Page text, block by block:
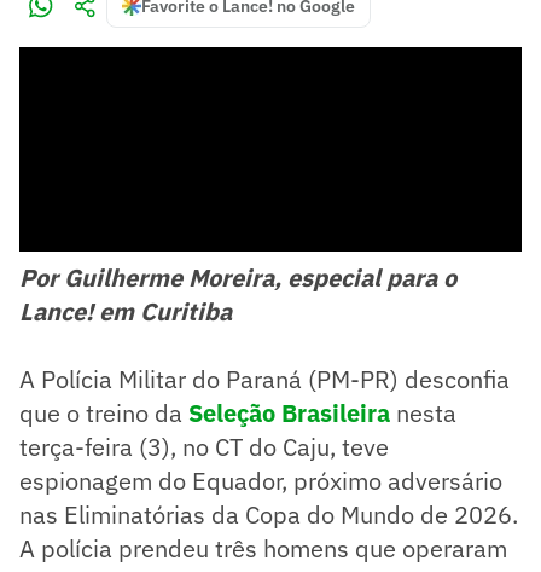
Favorite o Lance! no Google
Por Guilherme Moreira, especial para o
Lance! em Curitiba
A Polícia Militar do Paraná (PM-PR) desconfia
que o treino da Seleção Brasileira nesta
terça-feira (3), no CT do Caju, teve
espionagem do Equador, próximo adversário
nas Eliminatórias da Copa do Mundo de 2026.
A polícia prendeu três homens que operaram